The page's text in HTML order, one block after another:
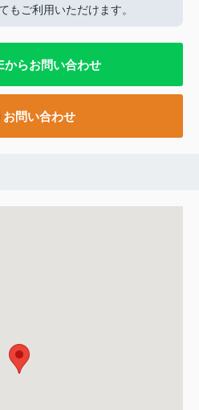
もご利用いただけます。
からお問い合わせ
お問い合わせ